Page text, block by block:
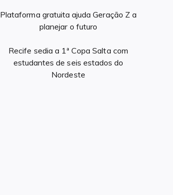
Plataforma gratuita ajuda Geração Z a
planejar o futuro
Recife sedia a 1ª Copa Salta com
estudantes de seis estados do
Nordeste